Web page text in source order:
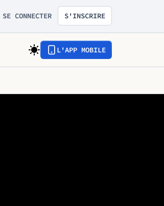
SE CONNECTER S'INSCRIRE
L'APP MOBILE